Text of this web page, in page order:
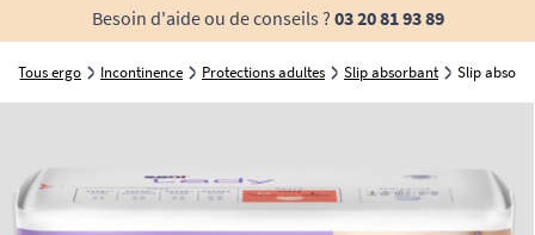
Besoin d'aide ou de conseils ? 03 20 81 93 89
Tous ergo Incontinence Protections adultes Slip absorbant Slip